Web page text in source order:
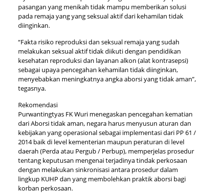
pasangan yang menikah tidak mampu memberikan solusi
pada remaja yang yang seksual aktif dari kehamilan tidak
diinginkan.
“Fakta risiko reproduksi dan seksual remaja yang sudah
melakukan seksual aktif tidak diikuti dengan pendidikan
kesehatan reproduksi dan layanan alkon (alat kontrasepsi)
sebagai upaya pencegahan kehamilan tidak diinginkan,
menyebabkan meningkatnya angka aborsi yang tidak aman”,
tegasnya.
Rekomendasi
Purwantingtyas FK Wuri menegaskan pencegahan kematian
dari Aborsi tidak aman, negara harus menyusun aturan dan
kebijakan yang operasional sebagai implementasi dari PP 61 /
2014 baik di level kementerian maupun peraturan di level
daerah (Perda atau Pergub / Perbup), memperjelas prosedur
tentang keputusan mengenai terjadinya tindak perkosaan
dengan melakukan sinkronisasi antara prosedur dalam
lingkup KUHP dan yang membolehkan praktik aborsi bagi
korban perkosaan.